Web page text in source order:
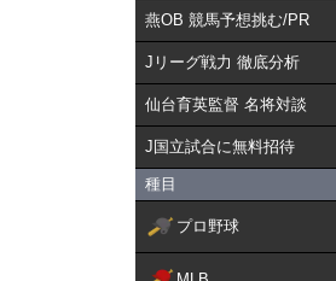
燕OB 競馬予想挑む/PR
Jリーグ戦力 徹底分析
仙台育英監督 名将対談
J国立試合に無料招待
種目
プロ野球